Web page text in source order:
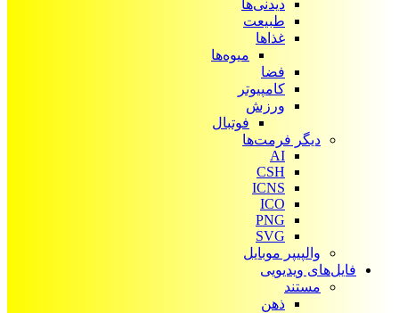
دیدنی‌ها
طبیعت
غذاها
میوه‌ها
فضا
کامپیوتر
ورزش
فوتبال
دیگر فرمت‌ها
AI
CSH
ICNS
ICO
PNG
SVG
والپیپر موبایل
فایل‌های ویدیویی
مستند
ذهن